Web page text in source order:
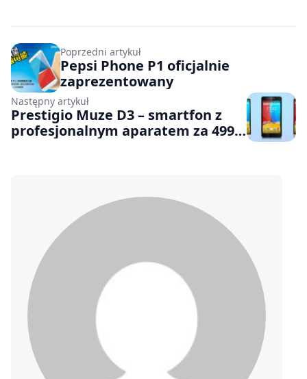
Poprzedni artykuł
Pepsi Phone P1 oficjalnie
zaprezentowany
Następny artykuł
Prestigio Muze D3 – smartfon z
profesjonalnym aparatem za 499